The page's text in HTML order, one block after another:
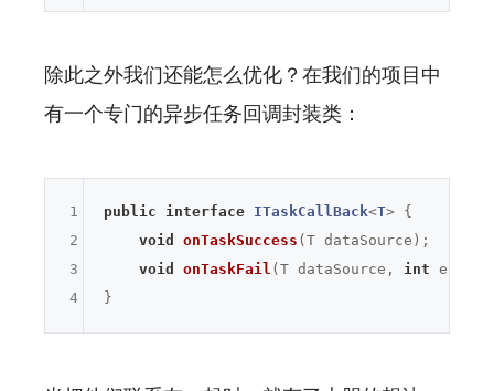
除此之外我们还能怎么优化？在我们的项目中
有一个专门的异步任务回调封装类：
public interface ITaskCallBack<T> {
void
onTaskSuccess (T dataSource) ;
void
onTaskFail (T dataSource, int
1
2
3
4